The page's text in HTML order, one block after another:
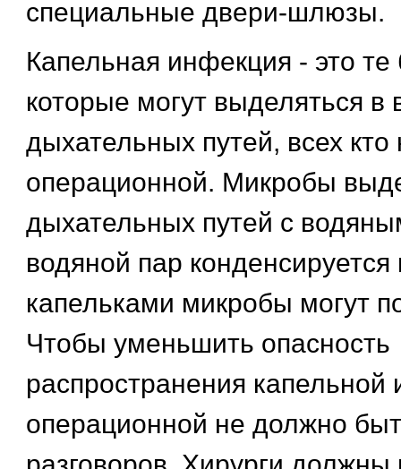
специальные двери-шлюзы.
Капельная инфекция - это те
которые могут выделяться в
дыхательных путей, всех кто
операционной. Микробы
дыхательных путей с
водяной пар
капельками микробы могут
Чтобы уменьшить опасность
распространения капельной
операционной не должно